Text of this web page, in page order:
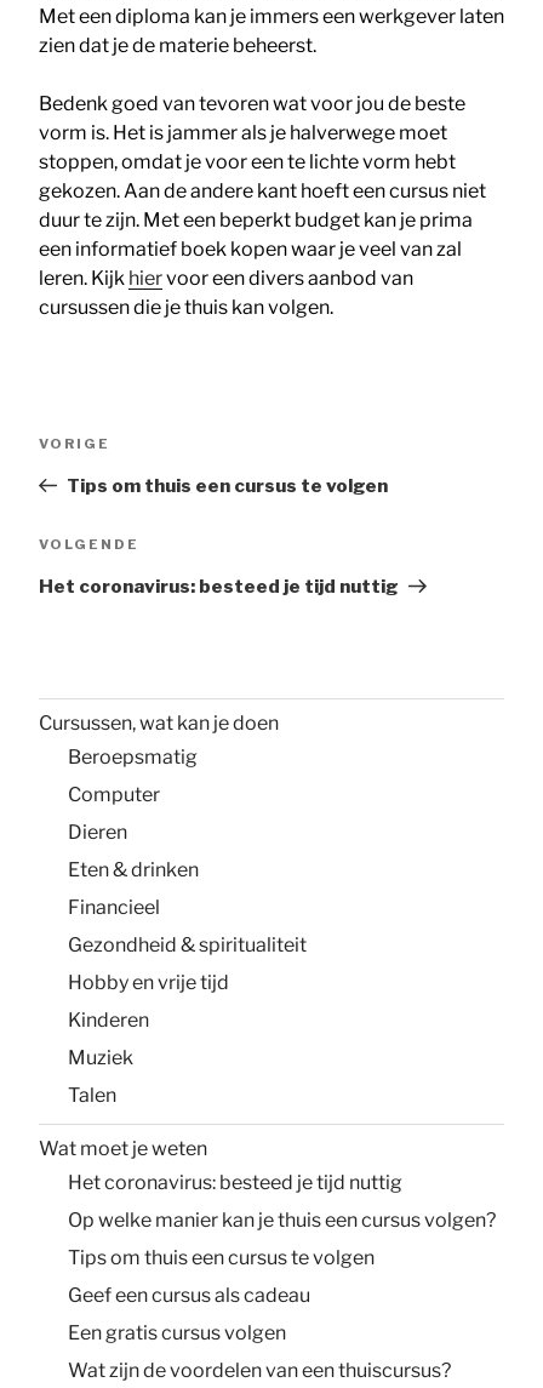
Met een diploma kan je immers een werkgever laten
zien dat je de materie beheerst.
Bedenk goed van tevoren wat voor jou de beste
vorm is. Het is jammer als je halverwege moet
stoppen, omdat je voor een te lichte vorm hebt
gekozen. Aan de andere kant hoeft een cursus niet
duur te zijn. Met een beperkt budget kan je prima
een informatief boek kopen waar je veel van zal
leren. Kijk hiervoor een divers aanbod van
cursussen die je thuis kan volgen.
Vorig
VORIGE
Tips om thuis een cursus te volgen
Volgend
VOLGENDE
Het coronavirus: besteed je tijd nuttig
Cursussen, wat kan je doen
Beroepsmatig
Computer
Dieren
Eten & drinken
Financieel
Gezondheid & spiritualiteit
Hobby en vrije tijd
Kinderen
Muziek
Talen
Wat moet je weten
Het coronavirus: besteed je tijd nuttig
Op welke manier kan je thuis een cursus volgen?
Tips om thuis een cursus te volgen
Geef een cursus als cadeau
Een gratis cursus volgen
Wat zijn de voordelen van een thuiscursus?